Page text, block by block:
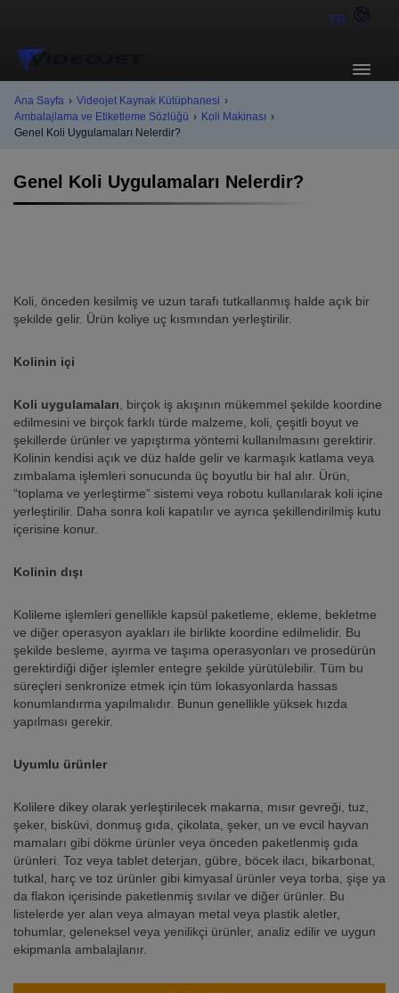
TR
Ana Sayfa › Videojet Kaynak Kütüphanesi ›
Ambalajlama ve Etiketleme Sözlüğü › Koli Makinası ›
Genel Koli Uygulamaları Nelerdir?
Genel Koli Uygulamaları Nelerdir?
Koli, önceden kesilmiş ve uzun tarafı tutkallanmış halde açık bir
şekilde gelir. Ürün koliye uç kısmından yerleştirilir.
Kolinin içi
Koli uygulamaları , birçok iş akışının mükemmel şekilde koordine
edilmesini ve birçok farklı türde malzeme, koli, çeşitli boyut ve
şekillerde ürünler ve yapıştırma yöntemi kullanılmasını gerektirir.
Kolinin kendisi açık ve düz halde gelir ve karmaşık katlama veya
zımbalama işlemleri sonucunda üç boyutlu bir hal alır. Ürün,
“toplama ve yerleştirme” sistemi veya robotu kullanılarak koli içine
yerleştirilir. Daha sonra koli kapatılır ve ayrıca şekillendirilmiş kutu
içerisine konur.
Kolinin dışı
Kolileme işlemleri genellikle kapsül paketleme, ekleme, bekletme
ve diğer operasyon ayakları ile birlikte koordine edilmelidir. Bu
şekilde besleme, ayırma ve taşıma operasyonları ve prosedürün
gerektirdiği diğer işlemler entegre şekilde yürütülebilir. Tüm bu
süreçleri senkronize etmek için tüm lokasyonlarda hassas
konumlandırma yapılmalıdır. Bunun genellikle yüksek hızda
yapılması gerekir.
Uyumlu ürünler
Kolilere dikey olarak yerleştirilecek makarna, mısır gevreği, tuz,
şeker, bisküvi, donmuş gıda, çikolata, şeker, un ve evcil hayvan
mamaları gibi dökme ürünler veya önceden paketlenmiş gıda
ürünleri. Toz veya tablet deterjan, gübre, böcek ilacı, bikarbonat,
tutkal, harç ve toz ürünler gibi kimyasal ürünler veya torba, şişe ya
da flakon içerisinde paketlenmiş sıvılar ve diğer ürünler. Bu
listelerde yer alan veya almayan metal veya plastik aletler,
tohumlar, geleneksel veya yenilikçi ürünler, analiz edilir ve uygun
ekipmanla ambalajlanır.